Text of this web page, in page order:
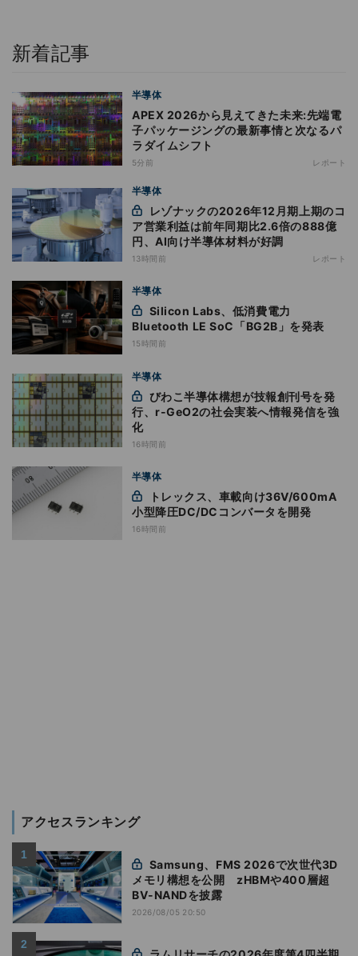
新着記事
半導体
APEX 2026から見えてきた未来:先端電
子パッケージングの最新事情と次なるパ
ラダイムシフト
5分前 レポート
半導体
ア営業利益は前年同期比2.6倍の888億
円、AI向け半導体材料が好調
13時間前 レポート
半導体
Bluetooth LE SoC「BG2B」を発表
15時間前
半導体
行、r-GeO2の社会実装へ情報発信を強
化
16時間前
半導体
小型降圧DC/DCコンバータを開発
16時間前
アクセスランキング
メモリ構想を公開 zHBMや400層超
BV-NANDを披露
2026/08/05 20:50